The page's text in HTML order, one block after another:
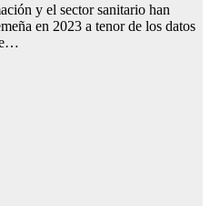
y el sector sanitario han
en 2023 a tenor de los datos